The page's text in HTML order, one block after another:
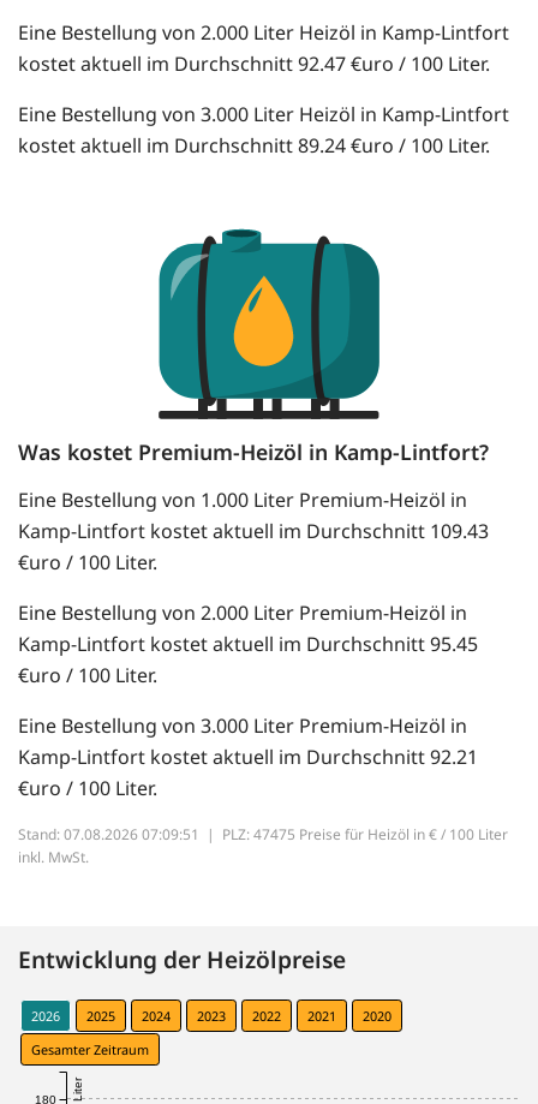
Eine Bestellung von 2.000 Liter Heizöl in Kamp-Lintfort
kostet aktuell im Durchschnitt 92.47 €uro / 100 Liter.
Eine Bestellung von 3.000 Liter Heizöl in Kamp-Lintfort
kostet aktuell im Durchschnitt 89.24 €uro / 100 Liter.
Was kostet Premium-Heizöl in Kamp-Lintfort?
Eine Bestellung von 1.000 Liter Premium-Heizöl in
Kamp-Lintfort kostet aktuell im Durchschnitt 109.43
€uro / 100 Liter.
Eine Bestellung von 2.000 Liter Premium-Heizöl in
Kamp-Lintfort kostet aktuell im Durchschnitt 95.45
€uro / 100 Liter.
Eine Bestellung von 3.000 Liter Premium-Heizöl in
Kamp-Lintfort kostet aktuell im Durchschnitt 92.21
€uro / 100 Liter.
Stand: 07.08.2026 07:09:51 | PLZ: 47475 Preise für Heizöl in € / 100 Liter
inkl. MwSt.
Entwicklung der Heizölpreise
2026 2025 2024 2023 2022 2021
2020
Gesamter Zeitraum
180